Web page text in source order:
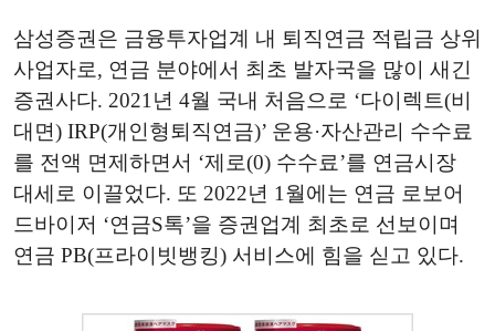
삼성증권은 금융투자업계 내 퇴직연금 적립금 상위
사업자로, 연금 분야에서 최초 발자국을 많이 새긴
증권사다. 2021년 4월 국내 처음으로 ‘다이렉트(비
대면) IRP(개인형퇴직연금)’ 운용·자산관리 수수료
를 전액 면제하면서 ‘제로(0) 수수료’를 연금시장
대세로 이끌었다. 또 2022년 1월에는 연금 로보어
드바이저 ‘연금S톡’을 증권업계 최초로 선보이며
연금 PB(프라이빗뱅킹) 서비스에 힘을 싣고 있다.